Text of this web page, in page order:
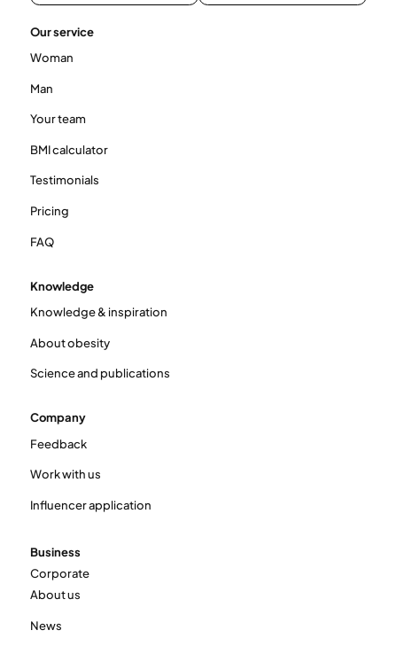
Our service
Woman
Man
Your team
BMI calculator
Testimonials
Pricing
FAQ
Knowledge
Knowledge & inspiration
About obesity
Science and publications
Company
Feedback
Work with us
Influencer application
Business
Corporate
About us
News